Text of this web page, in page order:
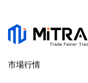
市場行情